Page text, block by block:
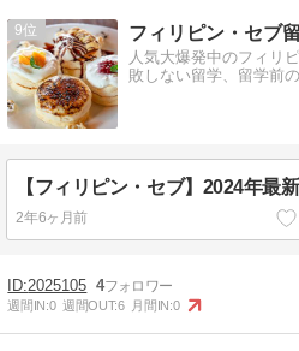
9 フィリピン・セブ
人気大爆発中のフィリ
敗しない留学、留学前
2年6ヶ月前
2025105 4
週間IN:0 週間OUT:6 月間IN:0